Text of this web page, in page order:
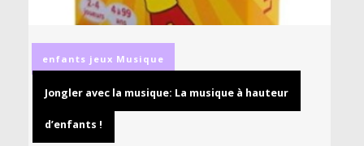
enfants jeux Musique
Jongler avec la musique: La musique à hauteur
d’enfants !